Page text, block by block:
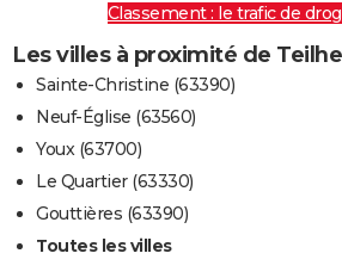
Classement : le trafic de
Les villes à proximité de
Sainte-Christine (63390)
Neuf-Église (63560)
Youx (63700)
Le Quartier (63330)
Gouttières (63390)
Toutes les villes